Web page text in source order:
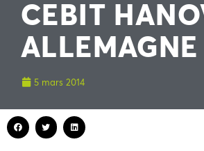
CEBIT
ALLEMAGNE
5 mars 2014